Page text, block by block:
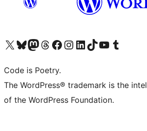
ຢ້ຽມຊົມບັນຊີ X (ຊື່ເກົ່າ Twitter) ຂອງພວກເຮົາຢ້ຽມຊົມບັນຊີ Bluesky ຂອງພວກເຮົາຢ້ຽມຊົມບັນຊີ Mastodon ຂອງພວກເຮົາຢ້ຽມຊົມບັນຊີ Threads ຂອງພວກເຮົາຢ້ຽມຊົມໜ້າ Facebook ຂອງພວກເຮົາຢ້ຽມຊົມບັນຊີ Instagram ຂອງພວກເຮົາຢ້ຽມຊົມບັນຊີ LinkedIn ຂອງພວກເຮົາຢ້ຽມຊົມບັນຊີ TikTok ຂອງພວກເຮົາຢ້ຽມຊົມຊ່ອງ YouTube ຂອງພວກເຮົາຢ້ຽມຊົມບັນຊີ Tumblr ຂອງພວກເຮົາ
Code is Poetry.
The WordPress® trademark is the
of the WordPress Foundation.